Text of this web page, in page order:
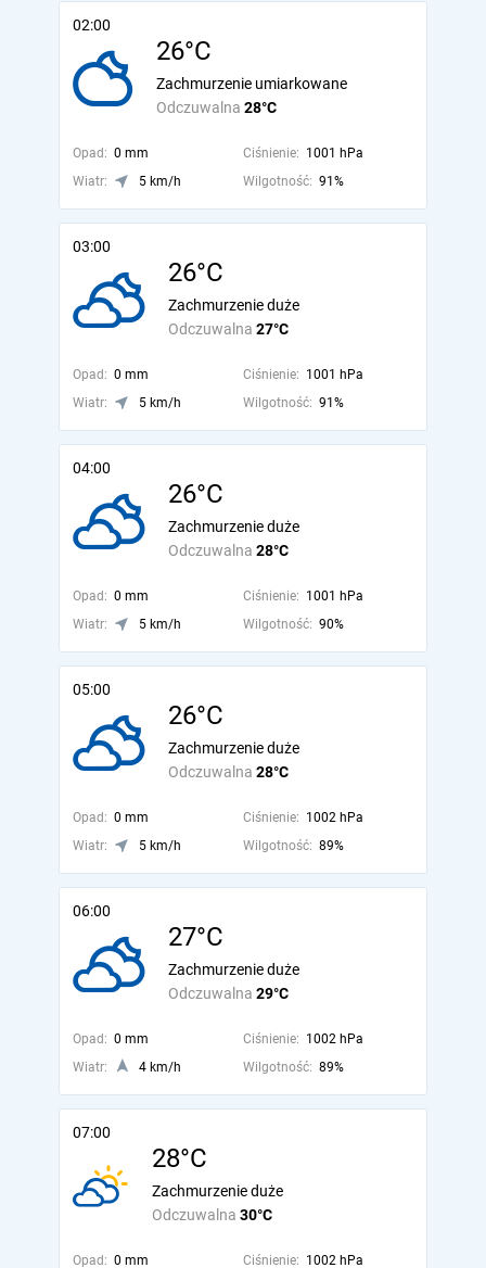
02:00
26°C
Odczuwalna 28°C
Zachmurzenie umiarkowane
Opad: 0 mm Ciśnienie: 1001 hPa
Wiatr:
5 km/h Wilgotność: 91%
03:00
26°C
Odczuwalna 27°C
Zachmurzenie duże
Opad: 0 mm Ciśnienie: 1001 hPa
Wiatr:
5 km/h Wilgotność: 91%
04:00
26°C
Odczuwalna 28°C
Zachmurzenie duże
Opad: 0 mm Ciśnienie: 1001 hPa
Wiatr:
5 km/h Wilgotność: 90%
05:00
26°C
Odczuwalna 28°C
Zachmurzenie duże
Opad: 0 mm Ciśnienie: 1002 hPa
Wiatr:
5 km/h Wilgotność: 89%
06:00
27°C
Odczuwalna 29°C
Zachmurzenie duże
Opad: 0 mm Ciśnienie: 1002 hPa
Wiatr:
4 km/h Wilgotność: 89%
07:00
28°C
Odczuwalna 30°C
Zachmurzenie duże
Opad: 0 mm Ciśnienie: 1002 hPa